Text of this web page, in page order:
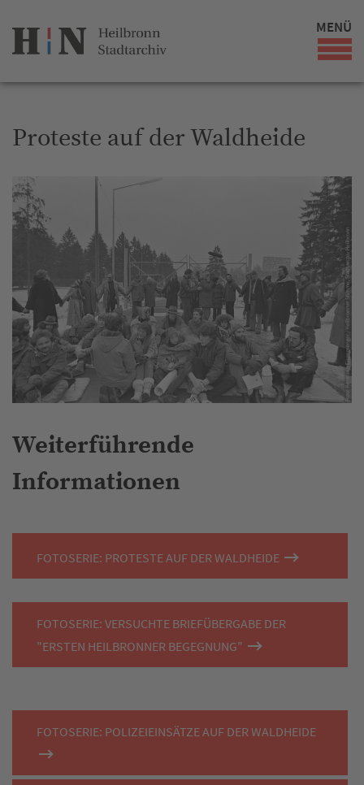
MENÜ
Proteste auf der Waldheide
Weiterführende
Informationen
FOTOSERIE: PROTESTE AUF DER WALDHEIDE
FOTOSERIE: VERSUCHTE BRIEFÜBERGABE DER
"ERSTEN HEILBRONNER BEGEGNUNG"
FOTOSERIE: POLIZEIEINSÄTZE AUF DER WALDHEIDE